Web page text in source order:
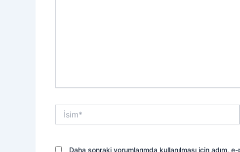
İsim*
Daha sonraki yorumlarımda kullanılması için